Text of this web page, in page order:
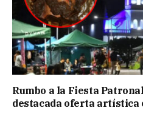
Rumbo a la Fiesta
destacada oferta artística